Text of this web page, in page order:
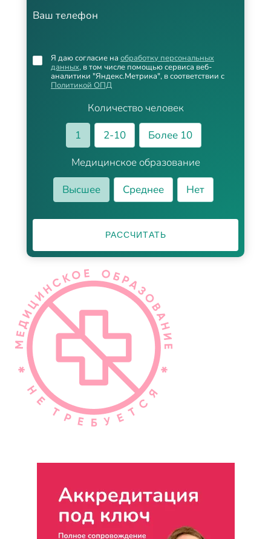
Ваш телефон
Количество человек
1
2-10
Более 10
Медицинское образование
Высшее
Среднее Нет
Я даю согласие на обработку персональных
данных, в том числе помощью сервиса веб-
аналитики "Яндекс.Метрика", в соответствии с
Политикой ОПД
РАССЧИТАТЬ